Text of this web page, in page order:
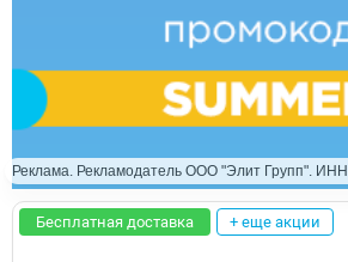
Реклама. Рекламодатель ООО "Элит Групп".
Бесплатная доставка + еще акции